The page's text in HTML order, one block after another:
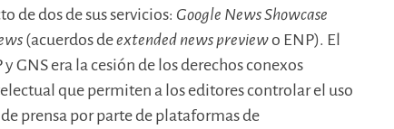
de dos de sus servicios: Google News Showcase
(acuerdos deextended news previewo ENP). El
GNS era la cesión de los derechos conexos
que permiten a los editores controlar el uso
prensa por parte de plataformas de